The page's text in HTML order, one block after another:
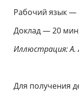
Рабочий язык —
Доклад — 20
Иллюстрация: А.
Для получения